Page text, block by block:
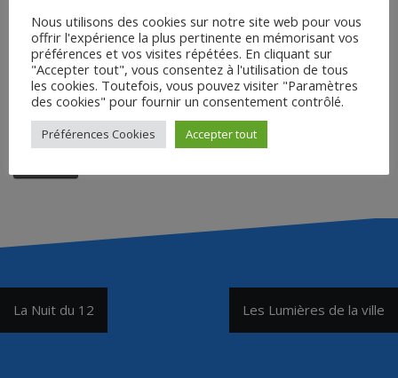
Saisir le mot de passe pour
télécharger :
Navigation
de
La Nuit du 12 Les Lumières de la ville
Nous utilisons des cookies sur notre site web pour vous
offrir l'expérience la plus pertinente en mémorisant vos
préférences et vos visites répétées. En cliquant sur
"Accepter tout", vous consentez à l'utilisation de tous
les cookies. Toutefois, vous pouvez visiter "Paramètres
des cookies" pour fournir un consentement contrôlé.
Préférences Cookies Accepter tout